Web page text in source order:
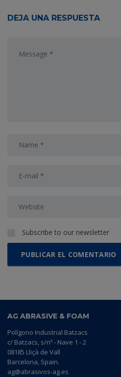
DEJA UNA RESPUESTA
Subscribe to our newsletter
AG ABRASIVE & FOAM
Polígono Industrial Batzacs
c/ Batzacs, s/nº - Nave 1 - 2
08185 Lliçà de Vall
Barcelona, Spain.
ag@abrasivos-ag.es